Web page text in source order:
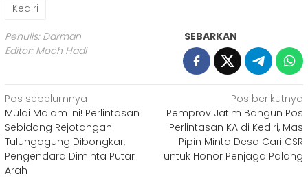
Kediri
Penulis: Darman
Editor: Moch Hadi
SEBARKAN
Navigasi
pos
Pos sebelumnya
Mulai Malam Ini! Perlintasan
Sebidang Rejotangan
Tulungagung Dibongkar,
Pengendara Diminta Putar
Arah
Pos berikutnya
Pemprov Jatim Bangun Pos
Perlintasan KA di Kediri, Mas
Pipin Minta Desa Cari CSR
untuk Honor Penjaga Palang